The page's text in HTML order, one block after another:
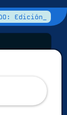
Edición_